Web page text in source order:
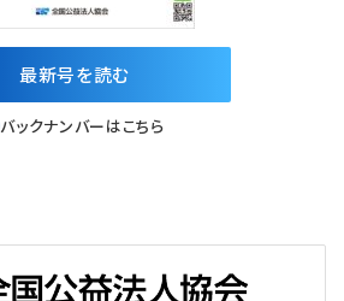
最新号を読む
バックナンバーはこちら